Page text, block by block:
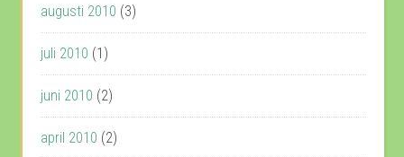
augusti 2010 (3)
juli 2010 (1)
juni 2010 (2)
april 2010 (2)